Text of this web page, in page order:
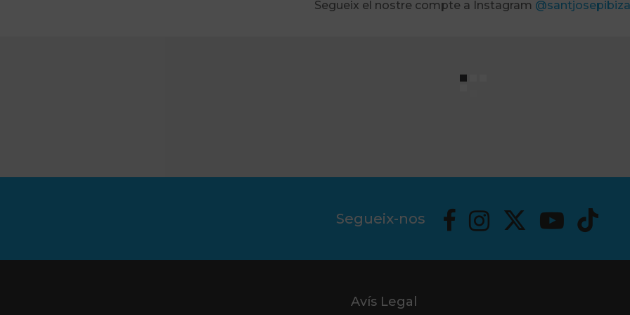
Segueix el nostre compte a Instagram @santjosepibiza
Segueix-nos
Avís Legal